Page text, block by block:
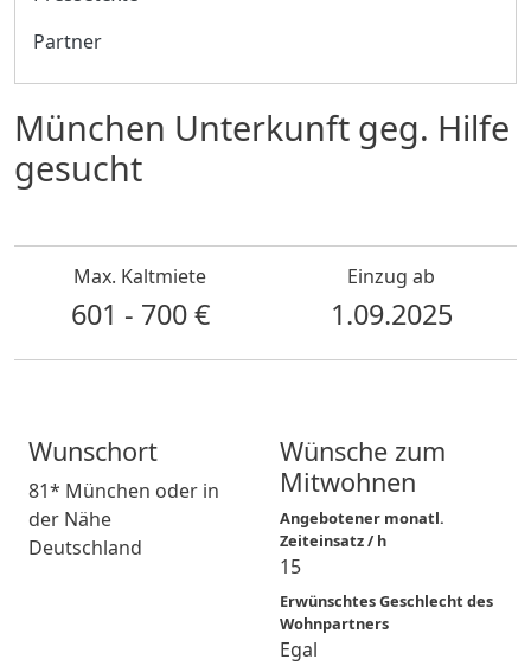
München Unterkunft geg. Hilfe
gesucht
Max. Kaltmiete
601 - 700 €
Einzug ab
1.09.2025
Wunschort
81* München oder in
der Nähe
Deutschland
Wünsche zum
Mitwohnen
Angebotener monatl.
Zeiteinsatz / h
15
Erwünschtes Geschlecht des
Wohnpartners
Egal
Partner